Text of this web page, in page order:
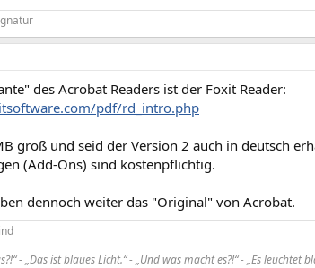
des Acrobat Readers ist der Foxit Reader:
pdf/rd_intro.php
groß und seid der Version 2 auch in deutsch
(Add-Ons) sind kostenpflichtig.
dennoch weiter das "Original" von Acrobat.
- „Das ist blaues Licht.“ - „Und was macht es?!“ - „Es leuchtet